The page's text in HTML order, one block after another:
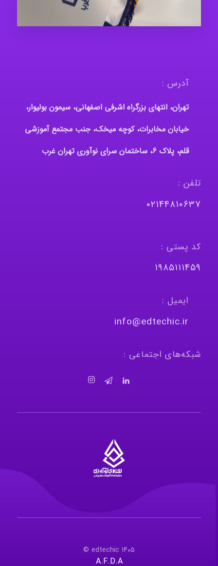
آدرس :
تهران، انتهای بزرگراه اشرفی اصفهانی، سیمون بولیوار،
خیابان مخابرات، کوچه میخک، جنب مجتمع آموزشی
قلم، پلاک 6، ساختمان سرای نوآوری تهران غرب
تلفن :
٠٢١٤٤٨١٠٦٣٧
کد پستی :
١٩٨٥١١١٤٥٩
ایمیل :
info@edtechic.ir
شبکه‌های اجتماعی :
۱۴۰۵ edtechic ©
A.F.D.A